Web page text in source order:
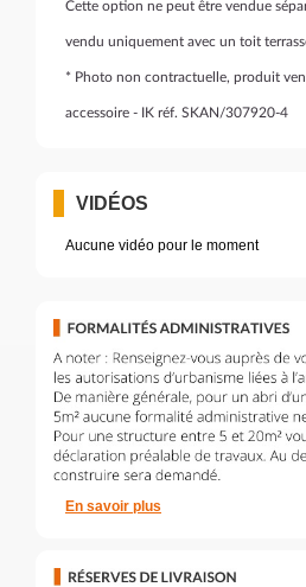
Cette option ne peut être vendue
vendu uniquement avec un toit
* Photo non contractuelle, produit
accessoire - IK réf. SKAN/307920-4
VIDÉOS
Aucune vidéo pour le moment
En savoir plus